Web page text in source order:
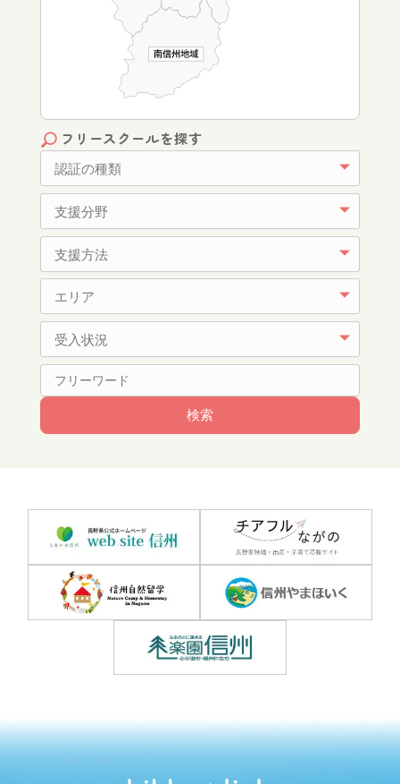
フリースクールを探す
認証の種類
支援分野
支援方法
エリア
受入状況